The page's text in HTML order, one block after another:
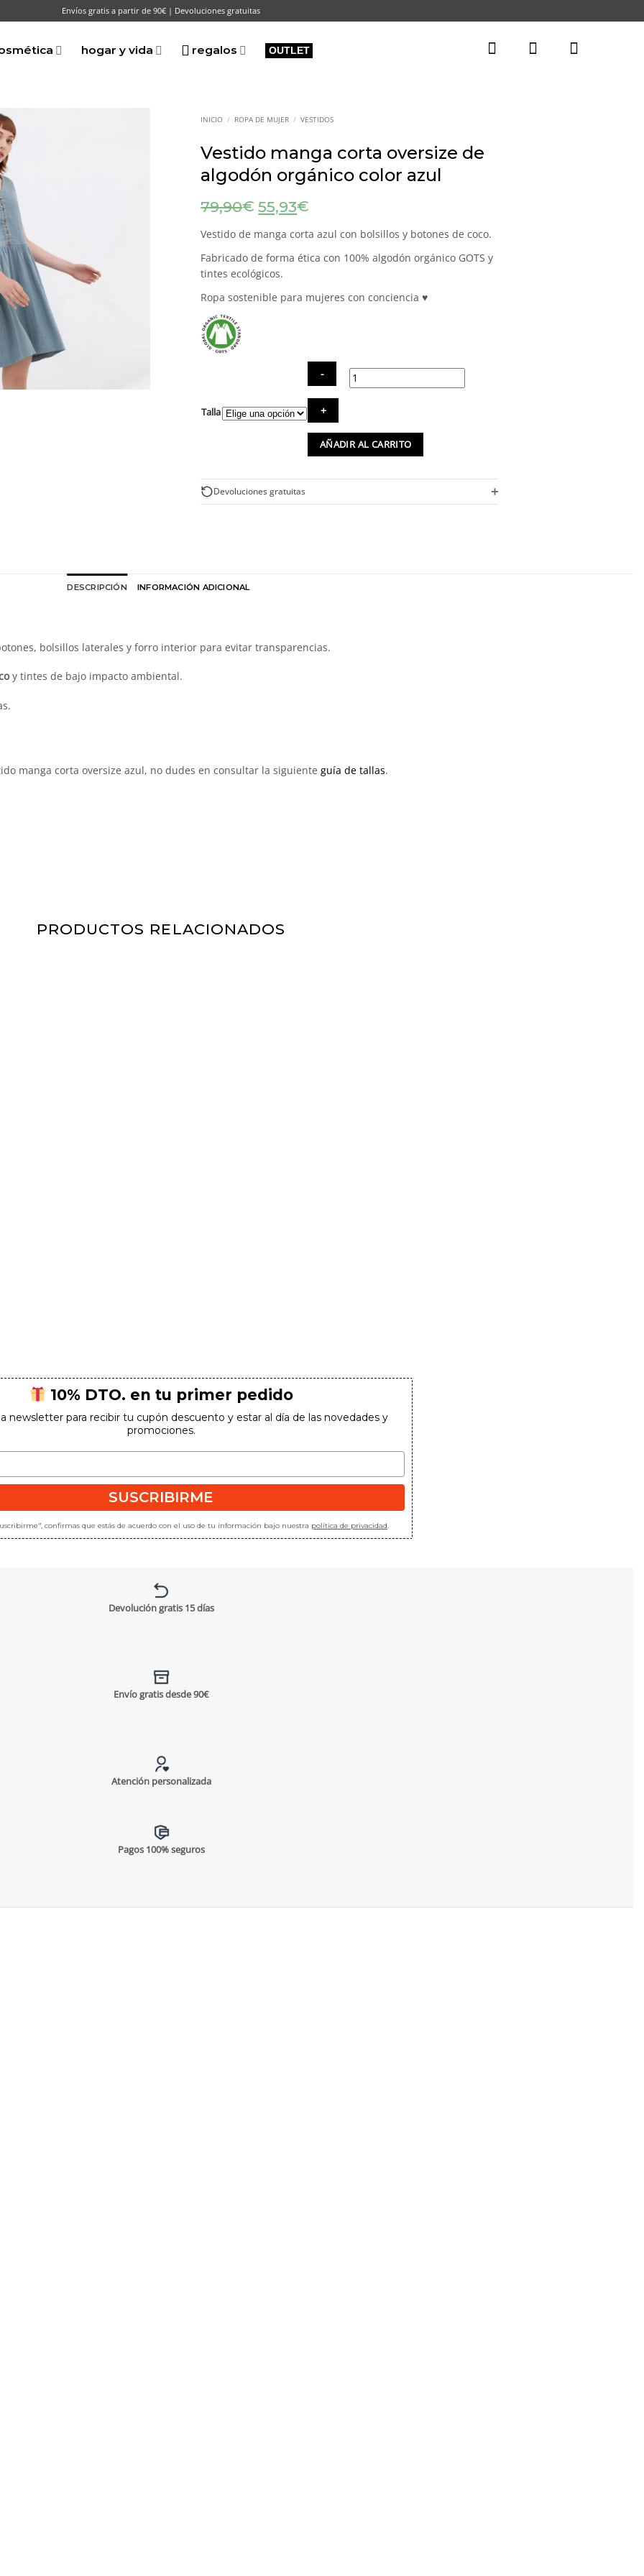
Envíos gratis a partir de 90€ | Devoluciones gratuitas
hogar y vida regalos OUTLET
INICIO / ROPA DE MUJER / VESTIDOS
Vestido manga corta oversize de
algodón orgánico color azul
79,90€ El
precio
original
era:
79,90€.
55,93€
actual
es:
55,93€.
Vestido de manga corta azul con bolsillos y botones de coco.
Fabricado de forma ética con 100% algodón orgánico GOTS y
tintes ecológicos.
Ropa sostenible para mujeres con conciencia ♥
Talla
Vestido
corta
oversize
algodón
color
AÑADIR AL CARRITO
Devoluciones gratuitas +
DESCRIPCIÓN INFORMACIÓN ADICIONAL
bolsillos laterales y forro interior para evitar transparencias.
y tintes de bajo impacto ambiental.
manga corta oversize azul, no dudes en consultar la siguiente guía de tallas.
PRODUCTOS RELACIONADOS
10% DTO. en tu primer pedido
newsletter para recibir tu cupón descuento y estar al día de las novedades y
promociones.
SUSCRIBIRME
confirmas que estás de acuerdo con el uso de tu información bajo nuestra política de privacidad.
Devolución gratis 15 días
Envío gratis desde 90€
Atención personalizada
Pagos 100% seguros
10% DTO
En tu primer pedido
*Al hacer clic en "suscribirme", confirmas que estás de acuerdo con el uso
política de privacidad